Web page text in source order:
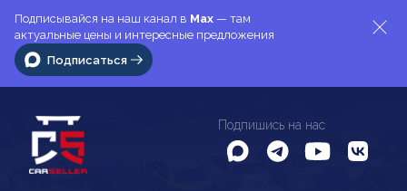
Подписывайся на наш канал в Max — там
актуальные цены и интересные предложения
Подписаться
Подпишись на нас